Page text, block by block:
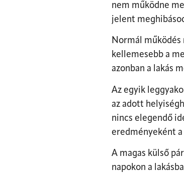
nem működne
jelent
Normál működés
kellemesebb a
azonban a lakás
Az egyik
az adott
nincs elegendő
eredményeként
A magas külső
napokon a